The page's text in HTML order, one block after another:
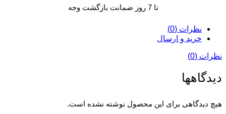
تا 7 روز ضمانت بازگشت وجه
نظرات (0)
خرید و ارسال
نظرات (0)
دیدگاهها
هیچ دیدگاهی برای این محصول نوشته نشده است.